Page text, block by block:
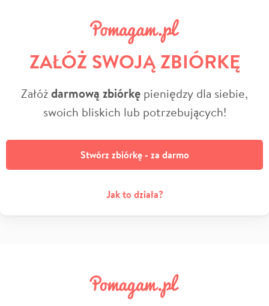
ZAŁÓŻ SWOJĄ ZBIÓRKĘ
Załóżdarmową zbiórkę pieniędzy dla siebie,
swoich bliskich lub potrzebujących!
Stwórz zbiórkę - za darmo
Jak to działa?